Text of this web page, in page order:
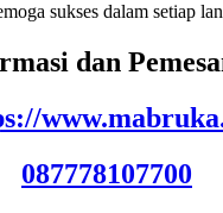
sukses dalam setiap
dan
087778107700